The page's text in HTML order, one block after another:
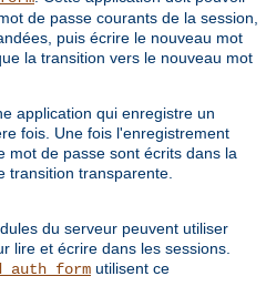
de passe courants de la session,
puis écrire le nouveau mot
la transition vers le nouveau mot
application qui enregistre un
fois. Une fois l'enregistrement
mot de passe sont écrits dans la
transition transparente.
du serveur peuvent utiliser
lire et écrire dans les sessions.
utilisent ce